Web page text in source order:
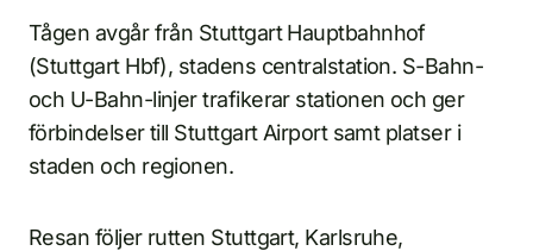
Tågen avgår från Stuttgart Hauptbahnhof
(Stuttgart Hbf), stadens centralstation. S-Bahn-
och U-Bahn-linjer trafikerar stationen och ger
förbindelser till Stuttgart Airport samt platser i
staden och regionen.
Resan följer rutten Stuttgart, Karlsruhe,